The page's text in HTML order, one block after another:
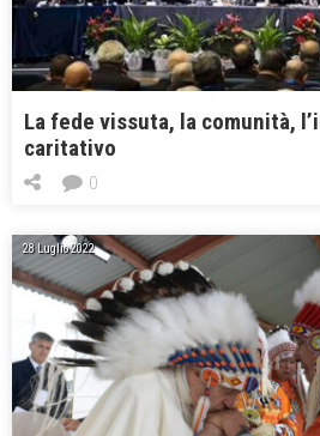
La fede vissuta, la comunità,
caritativo
0
28 Luglio 2022